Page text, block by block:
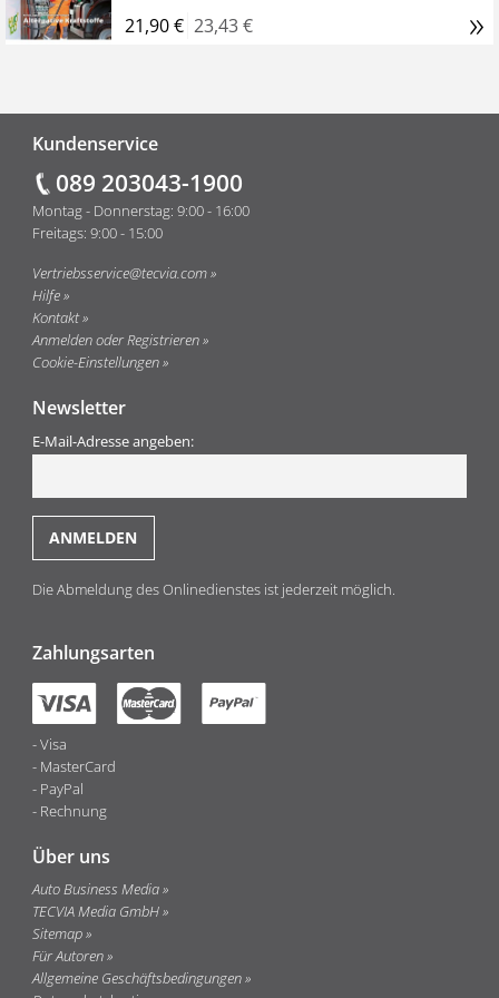
21,90 € 23,43 € »
Kundenservice
089 203043-1900
Montag - Donnerstag: 9:00 - 16:00
Freitags: 9:00 - 15:00
Vertriebsservice@tecvia.com
Hilfe
Kontakt
Anmelden oder Registrieren
Cookie-Einstellungen
Newsletter
E-Mail-Adresse angeben:
Die Abmeldung des Onlinedienstes ist jederzeit möglich.
Zahlungsarten
Visa
MasterCard
PayPal
Rechnung
Über uns
Auto Business Media
TECVIA Media GmbH
Sitemap
Für Autoren
Allgemeine Geschäftsbedingungen